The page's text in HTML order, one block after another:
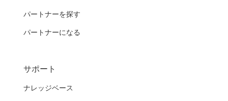
パートナーを探す
パートナーになる
サポート
ナレッジベース